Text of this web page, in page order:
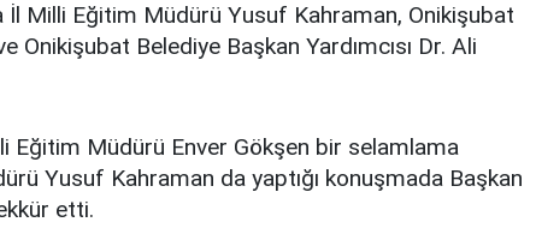
İl Milli Eğitim Müdürü Yusuf Kahraman, Onikişubat
Belediye Başkan Yardımcısı Dr. Ali
Eğitim Müdürü Enver Gökşen bir selamlama
Yusuf Kahraman da yaptığı konuşmada Başkan
etti.